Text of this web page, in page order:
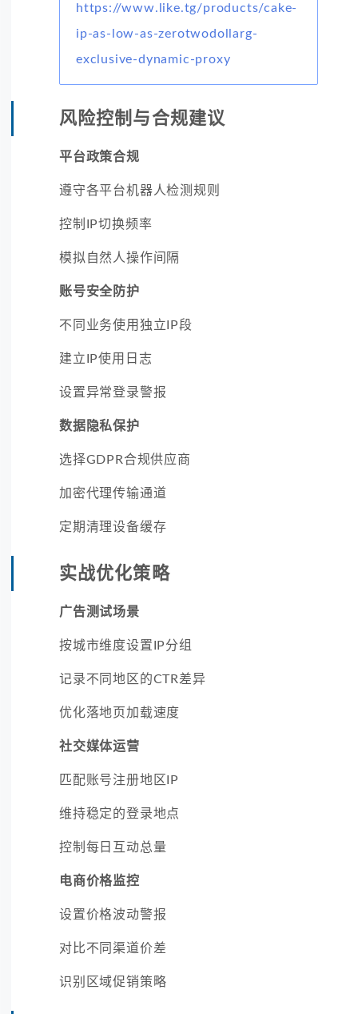
https://www.like.tg/products/cake-
ip-as-low-as-zerotwodollarg-
exclusive-dynamic-proxy
风险控制与合规建议
平台政策合规
遵守各平台机器人检测规则
控制IP切换频率
模拟自然人操作间隔
账号安全防护
不同业务使用独立IP段
建立IP使用日志
设置异常登录警报
数据隐私保护
选择GDPR合规供应商
加密代理传输通道
定期清理设备缓存
实战优化策略
广告测试场景
按城市维度设置IP分组
记录不同地区的CTR差异
优化落地页加载速度
社交媒体运营
匹配账号注册地区IP
维持稳定的登录地点
控制每日互动总量
电商价格监控
设置价格波动警报
对比不同渠道价差
识别区域促销策略